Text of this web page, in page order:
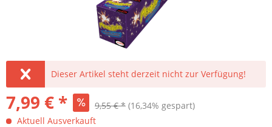
Dieser Artikel steht derzeit nicht zur Verfügung!
7,99 € * 9,55 € * (16,34% gespart)
Aktuell Ausverkauft